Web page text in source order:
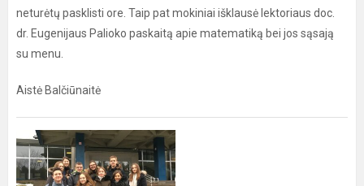
neturėtų pasklisti ore. Taip pat mokiniai išklausė lektoriaus doc.
dr. Eugenijaus Palioko paskaitą apie matematiką bei jos sąsają
su menu.
Aistė Balčiūnaitė